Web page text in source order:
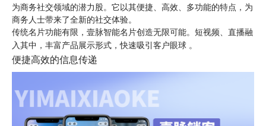
为商务社交领域的潜力股。它以其便捷、高效、多功能的特点，为
商务人士带来了全新的社交体验。
传统名片功能有限，壹脉智能名片创造无限可能。短视频、直播融
入其中，丰富产品展示形式，快速吸引客户眼球 。
便捷高效的信息传递